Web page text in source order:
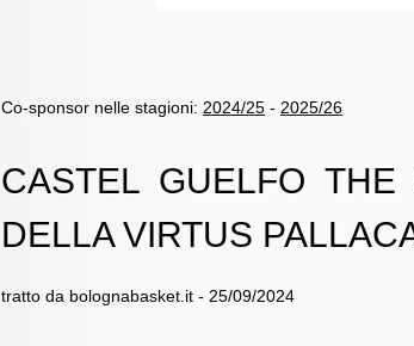
Co-sponsor nelle stagioni: 2024/25 - 2025/26
CASTEL GUELFO
DELLA VIRTUS
tratto da bolognabasket.it - 25/09/2024